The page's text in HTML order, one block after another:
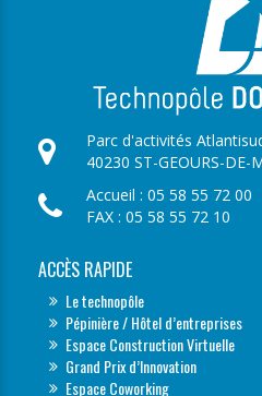
Parc d'activités
40230 ST-GEOURS-DE-
Accueil : 05 58 55 72 00
FAX : 05 58 55 72 10
ACCÈS RAPIDE
Le technopôle
Pépinière / Hôtel d’entreprises
Espace Construction Virtuelle
Grand Prix d’Innovation
Espace Coworking